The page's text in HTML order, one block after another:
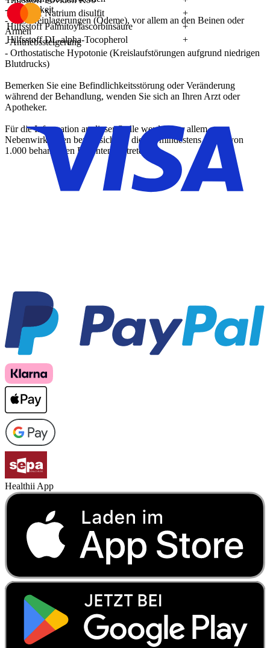
- Reizbarkeit
- Wassereinlagerungen (Ödeme), vor allem an den Beinen oder
Armen
- Antriebssteigerung
- Orthostatische Hypotonie (Kreislaufstörungen aufgrund niedrigen
Blutdrucks)
Bemerken Sie eine Befindlichkeitsstörung oder Veränderung
während der Behandlung, wenden Sie sich an Ihren Arzt oder
Apotheker.
Für die Information an dieser Stelle werden vor allem
Nebenwirkungen berücksichtigt, die bei mindestens einem von
1.000 behandelten Patienten auftreten.
Hilfsstoff Natrium disulfit
+
Hilfsstoff Palmitoylascorbinsäure
+
Hilfsstoff DL-alpha-Tocopherol
+
Healthii App